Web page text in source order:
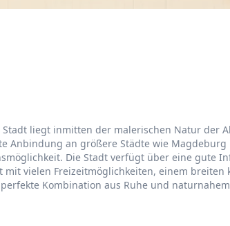
liegt inmitten der malerischen Natur der
an größere Städte wie
Die Stadt verfügt über eine gute
vielen Freizeitmöglichkeiten, einem
Kombination aus Ruhe und